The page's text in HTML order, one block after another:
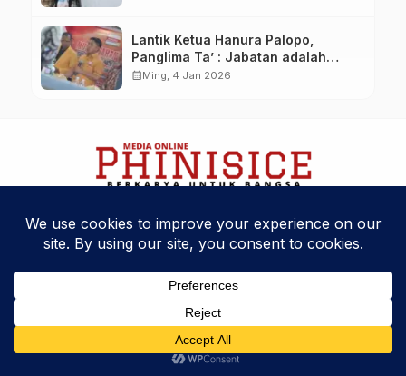
Lantik Ketua Hanura Palopo,
Panglima Ta’ : Jabatan adalah
amanah siap dipertanggung
calendar_monthMing, 4 Jan 2026
Kebijakan PrivasiKode EtikDisclaimer
Phinisice - Berkarya Untuk Bangsa
© 2025 Phinova Media Networks. All Rights Reserved.